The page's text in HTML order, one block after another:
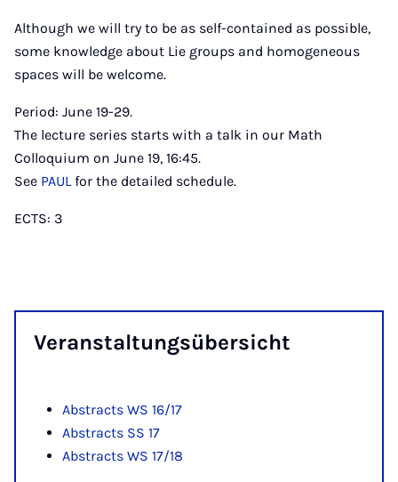
Although we will try to be as self-contained as possible,
some knowledge about Lie groups and homogeneous
spaces will be welcome.
Period: June 19-29.
The lecture series starts with a talk in our Math
Colloquium on June 19, 16:45.
See PAULfor the detailed schedule.
ECTS: 3
Ver­an­stal­tung­süber­sicht
Abstracts WS 16/17
Abstracts SS 17
Abstracts WS 17/18